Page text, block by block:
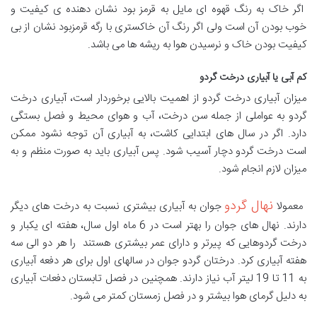
اگر خاک به رنگ قهوه ای مایل به قرمز بود نشان دهنده ی کیفیت و
خوب بودن آن است ولی اگر رنگ آن خاکستری با رگه قرمزبود نشان از بی
کیفیت بودن خاک و نرسیدن هوا به ریشه ها می باشد.
کم آبی یا آبیاری درخت گردو
میزان آبیاری درخت گردو از اهمیت بالایی برخوردار است، آبیاری درخت
گردو به عواملی از جمله سن درخت، آب و هوای محیط و فصل بستگی
دارد. اگر در سال های ابتدایی کاشت، به آبیاری آن توجه نشود ممکن
است درخت گردو دچار آسیب شود. پس آبیاری باید به صورت منظم و به
میزان لازم انجام شود.
معمولا نهال گردوجوان به آبیاری بیشتری نسبت به درخت های دیگر
دارند. نهال های جوان را بهتر است در 6 ماه اول سال، هفته ای یکبار و
درخت گردوهایی که پیرتر و دارای عمر بیشتری هستند را هر دو الی سه
هفته آبیاری کرد. درختان گردو جوان در سالهای اول برای هر دفعه آبیاری
به 11 تا 19 لیتر آب نیاز دارند. همچنین در فصل تابستان دفعات آبیاری
به دلیل گرمای هوا بیشتر و در فصل زمستان کمتر می شود.